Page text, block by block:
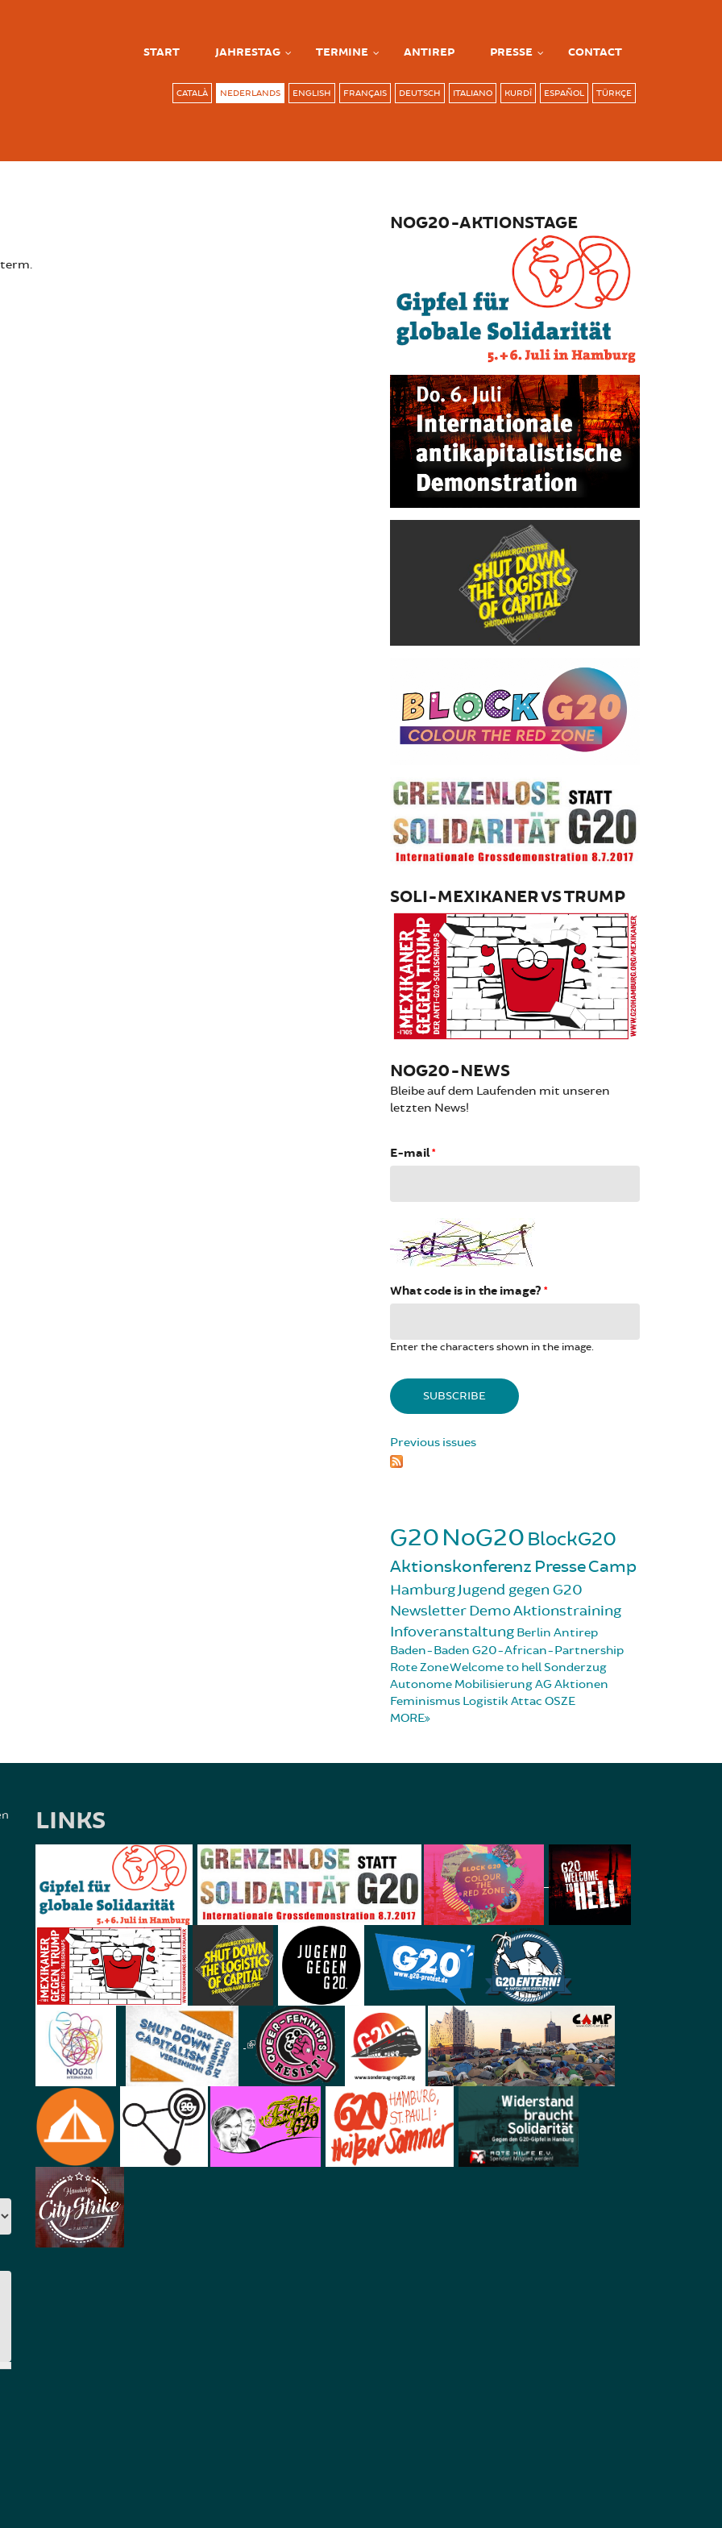
START JAHRESTAG TERMINE ANTIREP PRESSE CONTACT
CATALÀ NEDERLANDS ENGLISH FRANÇAIS DEUTSCH ITALIANO KURDÎ ESPAÑOL TÜRKÇE
NOG20-AKTIONSTAGE
SOLI-MEXIKANER VS TRUMP
NOG20-NEWS
Bleibe auf dem Laufenden mit unseren
letzten News!
E-mail*
What code is in the image? *
Enter the characters shown in the image.
Previous issues
G20NoG20 BlockG20
Aktionskonferenz PresseCamp
HamburgJugend gegen G20
NewsletterDemoAktionstraining
Infoveranstaltung Berlin Antirep
Baden-Baden G20-African-Partnership
Rote ZoneWelcome to hellSonderzug
Autonome MobilisierungAG Aktionen
Feminismus Logistik Attac OSZE
MORE
LINKS